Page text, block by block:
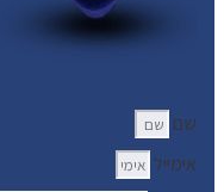
שם
אימייל